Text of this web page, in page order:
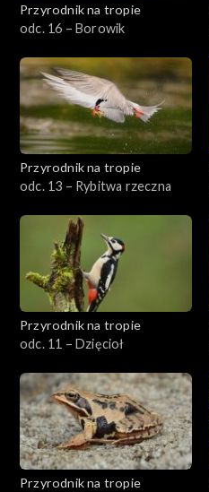
Przyrodnik na tropie
odc. 16 – Borowik
Przyrodnik na tropie
odc. 13 – Rybitwa rzeczna
Przyrodnik na tropie
odc. 11 – Dzięcioł
Przyrodnik na tropie